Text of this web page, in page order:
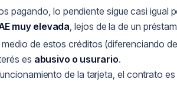
pagando, lo pendiente sigue casi igual
muy elevada, lejos de la de un
de estos créditos (diferenciando
es abusivo o usurario.
de la tarjeta, el contrato es